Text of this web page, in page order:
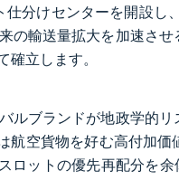
分けセンターを開設し
の輸送量拡大を加速さ
立します。
ルブランドが地政学的
航空貨物を好む高付加
ロットの優先再配分を